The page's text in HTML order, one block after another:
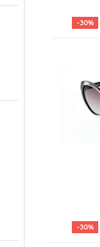
-30%
-30%